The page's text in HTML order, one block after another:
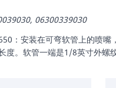
06300339030
：安装在可弯软管上的喷
度。软管一端是1/8英寸外螺